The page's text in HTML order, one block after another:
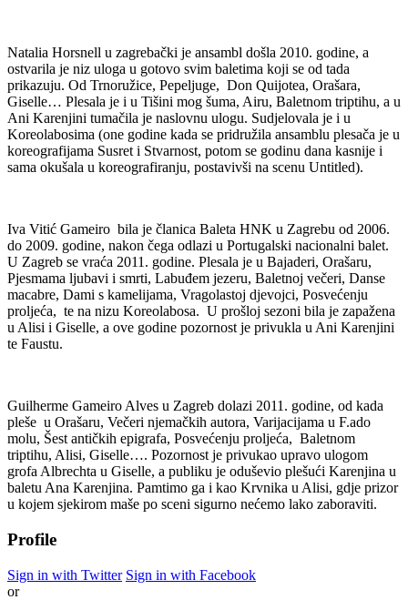
Natalia Horsnell u zagrebački je ansambl došla 2010. godine, a
ostvarila je niz uloga u gotovo svim baletima koji se od tada
prikazuju. Od Trnoružice, Pepeljuge, Don Quijotea, Orašara,
Giselle… Plesala je i u Tišini mog šuma, Airu, Baletnom triptihu, a u
Ani Karenjini tumačila je naslovnu ulogu. Sudjelovala je i u
Koreolabosima (one godine kada se pridružila ansamblu plesača je u
koreografijama Susret i Stvarnost, potom se godinu dana kasnije i
sama okušala u koreografiranju, postavivši na scenu Untitled).
Iva Vitić Gameiro bila je članica Baleta HNK u Zagrebu od 2006.
do 2009. godine, nakon čega odlazi u Portugalski nacionalni balet.
U Zagreb se vraća 2011. godine. Plesala je u Bajaderi, Orašaru,
Pjesmama ljubavi i smrti, Labuđem jezeru, Baletnoj večeri, Danse
macabre, Dami s kamelijama, Vragolastoj djevojci, Posvećenju
proljeća, te na nizu Koreolabosa. U prošloj sezoni bila je zapažena
u Alisi i Giselle, a ove godine pozornost je privukla u Ani Karenjini
te Faustu.
Guilherme Gameiro Alves u Zagreb dolazi 2011. godine, od kada
pleše u Orašaru, Večeri njemačkih autora, Varijacijama u F.ado
molu, Šest antičkih epigrafa, Posvećenju proljeća, Baletnom
triptihu, Alisi, Giselle…. Pozornost je privukao upravo ulogom
grofa Albrechta u Giselle, a publiku je oduševio plešući Karenjina u
baletu Ana Karenjina. Pamtimo ga i kao Krvnika u Alisi, gdje prizor
u kojem sjekirom maše po sceni sigurno nećemo lako zaboraviti.
Profile
Sign in with Twitter Sign in with Facebook
or